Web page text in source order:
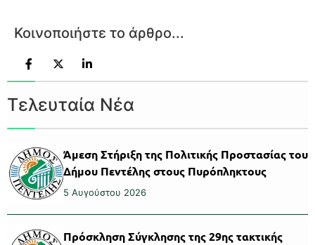
Κοινοποιήστε το άρθρο...
Τελευταία Νέα
Άμεση Στήριξη της Πολιτικής Προστασίας του
Δήμου Πεντέλης στους Πυρόπληκτους
5 Αυγούστου 2026
Πρόσκληση Σύγκλησης της 29ης τακτικής